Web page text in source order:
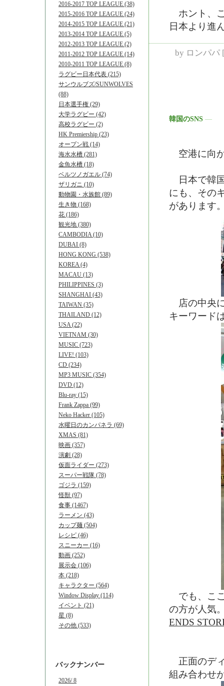
2016-2017 TOP LEAGUE (38)
2015-2016 TOP LEAGUE (24)
2014-2015 TOP LEAGUE (21)
2013-2014 TOP LEAGUE (5)
2012-2013 TOP LEAGUE (2)
2011-2012 TOP LEAGUE (14)
2010-2011 TOP LEAGUE (8)
ラグビー日本代表 (215)
サンウルブズ/SUNWOLVES
(88)
日本選手権 (29)
大学ラグビー (42)
高校ラグビー (2)
HK Premiership (23)
オープン戦 (14)
海水水槽 (281)
金魚水槽 (18)
ベルツノガエル (74)
ザリガニ (10)
動物園・水族館 (89)
生き物 (168)
花 (186)
観光地 (380)
CAMBODIA (10)
DUBAI (8)
HONG KONG (538)
KOREA (4)
MACAU (13)
PHILIPPINES (3)
SHANGHAI (43)
TAIWAN (35)
THAILAND (12)
USA (22)
VIETNAM (30)
MUSIC (723)
LIVE! (103)
CD (234)
MP3 MUSIC (354)
DVD (12)
Blu-ray (15)
Frank Zappa (99)
Neko Hacker (105)
水曜日のカンパネラ (69)
XMAS (81)
映画 (357)
演劇 (28)
仮面ライダー (273)
スーパー戦隊 (78)
ゴジラ (159)
怪獣 (97)
食事 (1467)
ラーメン (43)
カップ麺 (504)
レシピ (46)
スニーカー (16)
動画 (252)
展示会 (106)
本 (218)
キャラクター (564)
Window Display (114)
イベント (21)
星 (8)
その他 (533)
バックナンバー
2026/ 8
ホント、
日本より進
by ロンパパ
韓国のSNS ―
空港に向
日本で韓
にも、その
があります
店の中央
キーワード
でも、こ
の方が人気
ENDS
正面のデ
組み合わせ